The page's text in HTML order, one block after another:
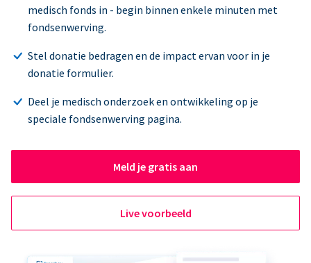
medisch fonds in - begin binnen enkele minuten met
fondsenwerving.
Stel donatie bedragen en de impact ervan voor in je
donatie formulier.
Deel je medisch onderzoek en ontwikkeling op je
speciale fondsenwerving pagina.
Meld je gratis aan
Live voorbeeld